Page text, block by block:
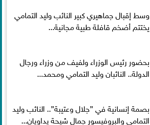
وسط إقبال جماهيري كبير النائب وليد التمامي
يختتم أضخم قافلة طبية مجانية...
بحضور رئيس الوزراء ولفيف من وزراء ورجال
الدولة.. النائبان وليد التمامي ومحمد...
بصمة إنسانية في ”جلال وعتيبة”.. النائب وليد
التمامي والبروفيسور جمال شيحة يداويان...